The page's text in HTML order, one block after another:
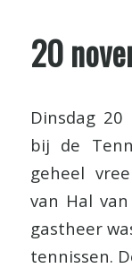
20
Dinsdag
bij de
geheel
van Hal
gastheer
tennissen.